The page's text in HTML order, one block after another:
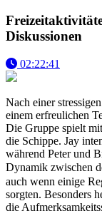
Diskussionen
02:22:41
Nach einer
einem erfreulichen
Die Gruppe spielt
die Schippe. Jay
während Peter und
Dynamik zwischen
auch wenn einige
sorgten. Besonders
die